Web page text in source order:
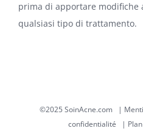
prima di apportare modifiche
qualsiasi tipo di trattamento.
©2025 SoinAcne.com |
confidentialité |